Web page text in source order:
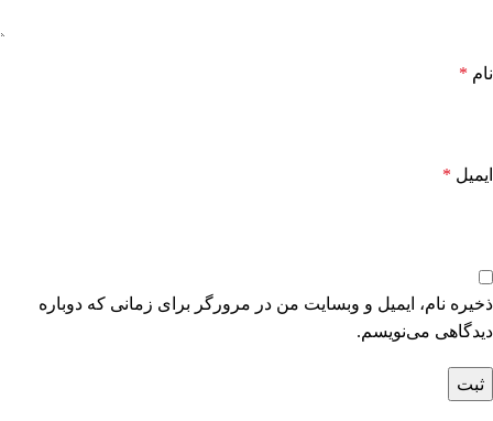
نام *
ایمیل *
ذخیره نام، ایمیل و وبسایت من در مرورگر برای زمانی که دوباره
دیدگاهی می‌نویسم.